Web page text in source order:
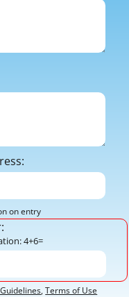
on entry
4+6=
,Terms of Use